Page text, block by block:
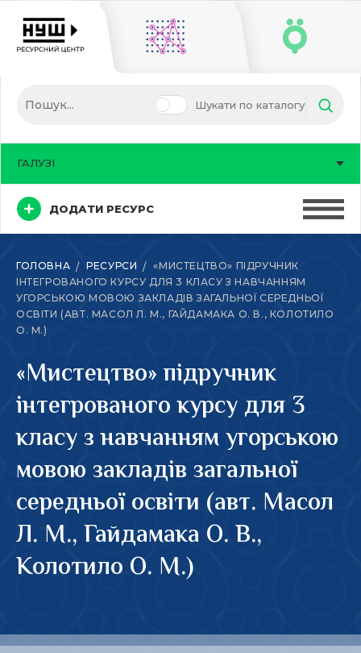
Шукати по каталогу
ДОДАТИ РЕСУРС
ГАЛУЗІ
ГОЛОВНА РЕСУРСИ
«МИСТЕЦТВО» ПІДРУЧНИК
ІНТЕГРОВАНОГО КУРСУ ДЛЯ 3 КЛАСУ З НАВЧАННЯМ
УГОРСЬКОЮ МОВОЮ ЗАКЛАДІВ ЗАГАЛЬНОЇ СЕРЕДНЬОЇ
ОСВІТИ (АВТ. МАСОЛ Л. М., ГАЙДАМАКА О. В., КОЛОТИЛО
О. М.)
«Мистецтво» підручник
інтегрованого курсу для 3
класу з навчанням угорською
мовою закладів загальної
середньої освіти (авт. Масол
Л. М., Гайдамака О. В.,
Колотило О. М.)